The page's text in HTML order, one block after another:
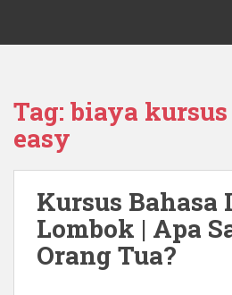
i
0878 8705 9305
dari Dasar Untuk
Tag: biaya
easy
Kursus Bahasa
Lombok | Apa
Orang Tua?